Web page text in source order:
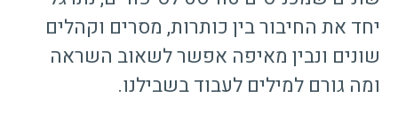
יחד את החיבור בין כותרות, מסרים וקהלים
שונים ונבין מאיפה אפשר לשאוב השראה
ומה גורם למילים לעבוד בשבילנו.